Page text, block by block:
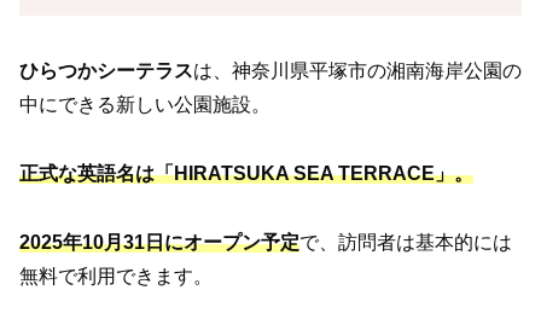
ひらつかシーテラスは、神奈川県平塚市の湘南海岸公園の
中にできる新しい公園施設。
正式な英語名は「HIRATSUKA SEA TERRACE」。
2025年10月31日にオープン予定で、訪問者は基本的には
無料で利用できます。